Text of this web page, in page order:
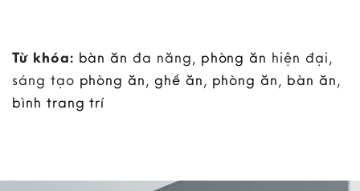
Từ khóa: bàn ăn đa năng, phòng ăn hiện đại,
sáng tạo phòng ăn, ghế ăn, phòng ăn, bàn ăn,
bình trang trí